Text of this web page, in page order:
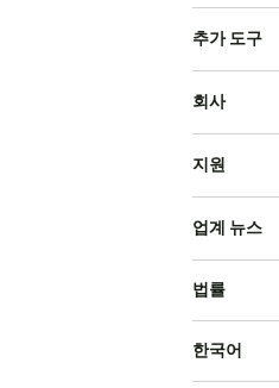
추가 도구
회사
지원
업계 뉴스
법률
한국어